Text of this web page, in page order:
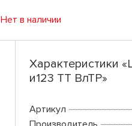
Нет в наличии
Характеристики
и123 ТТ ВлТР»
Артикул